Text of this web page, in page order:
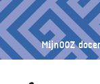
MijnOOZ